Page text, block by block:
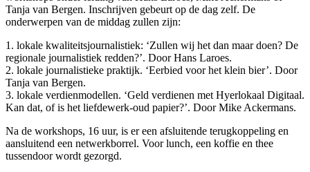
Tanja van Bergen. Inschrijven gebeurt op de dag zelf. De
onderwerpen van de middag zullen zijn:
1. lokale kwaliteitsjournalistiek: ‘Zullen wij het dan maar doen? De
regionale journalistiek redden?’. Door Hans Laroes.
2. lokale journalistieke praktijk. ‘Eerbied voor het klein bier’. Door
Tanja van Bergen.
3. lokale verdienmodellen. ‘Geld verdienen met Hyerlokaal Digitaal.
Kan dat, of is het liefdewerk-oud papier?’. Door Mike Ackermans.
Na de workshops, 16 uur, is er een afsluitende terugkoppeling en
aansluitend een netwerkborrel. Voor lunch, een koffie en thee
tussendoor wordt gezorgd.